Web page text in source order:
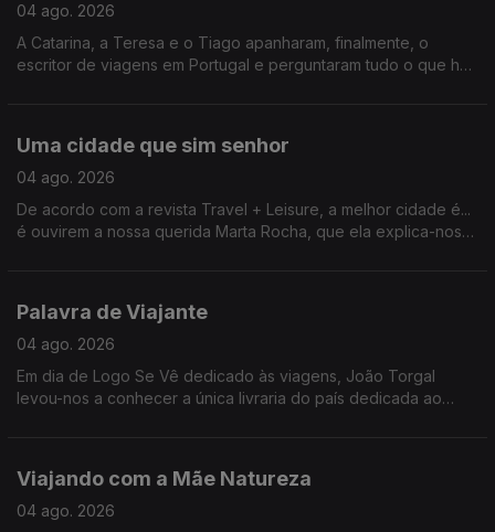
04 ago. 2026
A Catarina, a Teresa e o Tiago apanharam, finalmente, o
escritor de viagens em Portugal e perguntaram tudo o que há
Uma cidade que sim senhor
04 ago. 2026
De acordo com a revista Travel + Leisure, a melhor cidade é...
é ouvirem a nossa querida Marta Rocha, que ela explica-nos
Palavra de Viajante
04 ago. 2026
Em dia de Logo Se Vê dedicado às viagens, João Torgal
levou-nos a conhecer a única livraria do país dedicada ao
Viajando com a Mãe Natureza
04 ago. 2026